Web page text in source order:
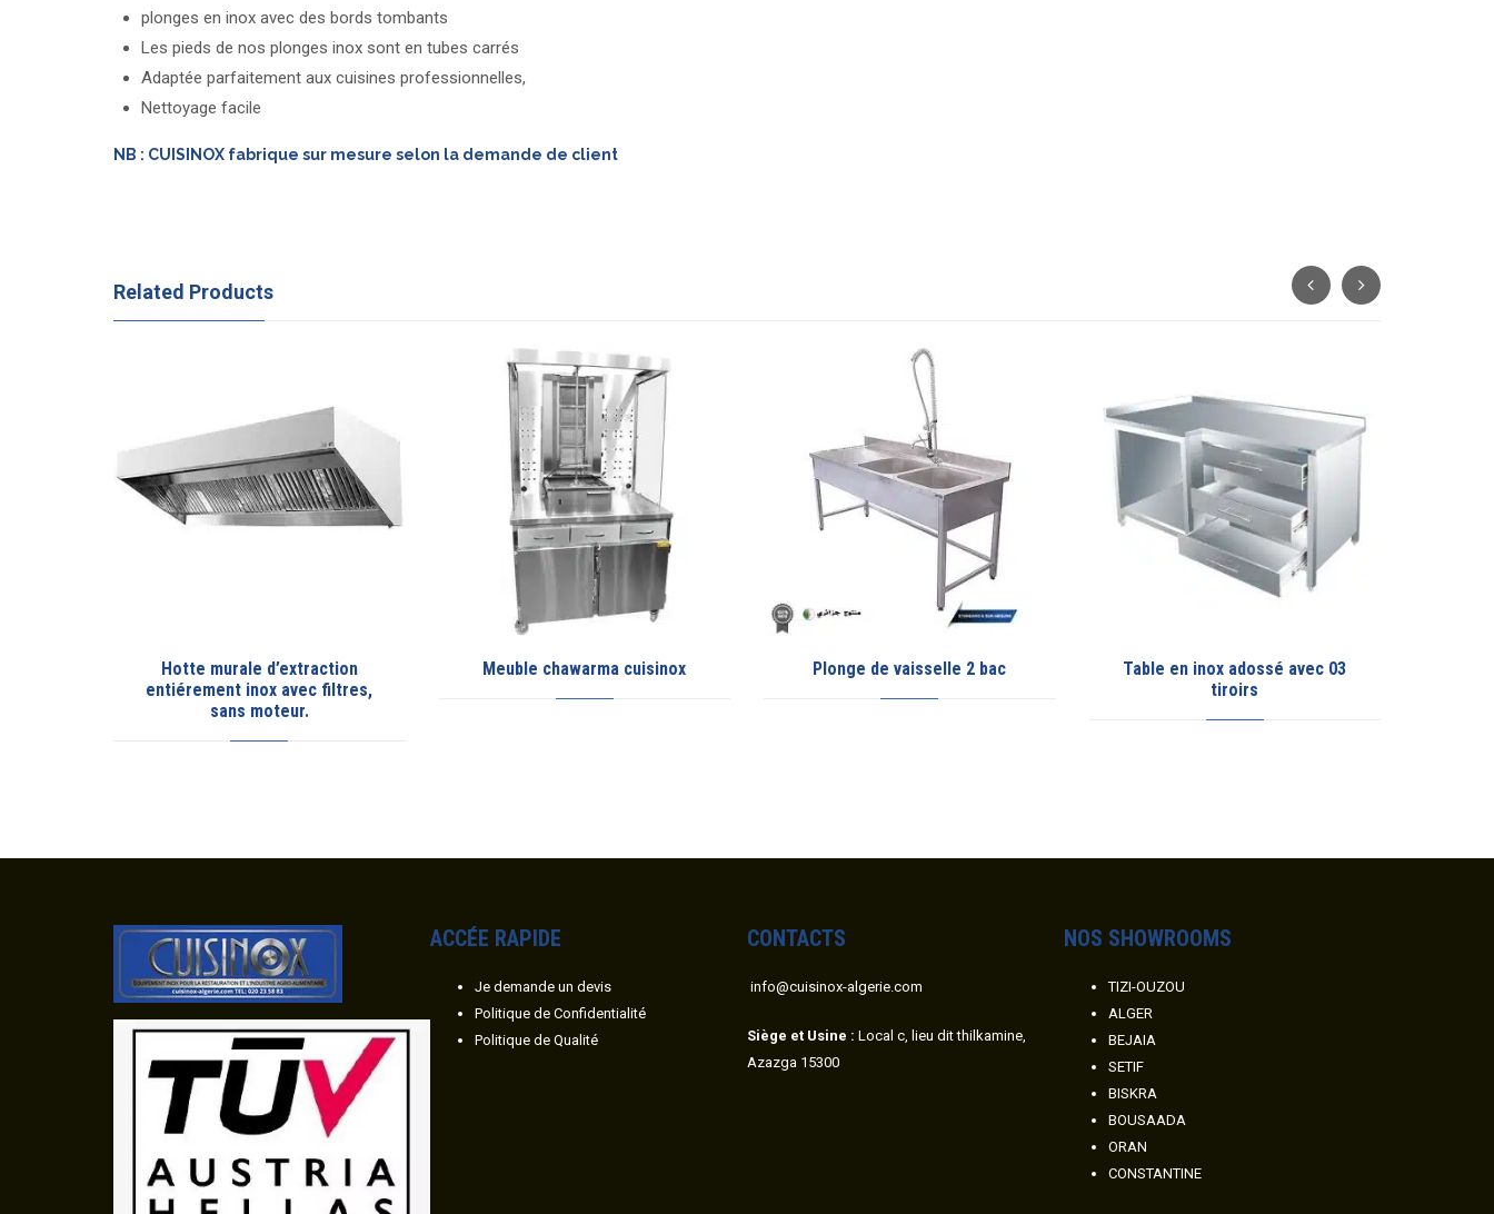
plonges en inox avec des bords tombants
Les pieds de nos plonges inox sont en tubes carrés
Adaptée parfaitement aux cuisines professionnelles,
Nettoyage facile
NB : CUISINOX fabrique sur mesure selon la demande de client
Related Products
inox avec filtres,
Meuble chawarma cuisinox Plonge de vaisselle 2 bac
Table en inox adossé avec 03
meuble froid
ACCÉE RAPIDE
Je demande un devis
Politique de Confidentialité
Politique de Qualité
CONTACTS
info@cuisinox-algerie.com
Siège et Usine :
Local c, lieu dit thilkamine,
Azazga 15300
NOS SHOWROOMS
TIZI-OUZOU
ALGER
BEJAIA
SETIF
BISKRA
BOUSAADA
ORAN
CONSTANTINE